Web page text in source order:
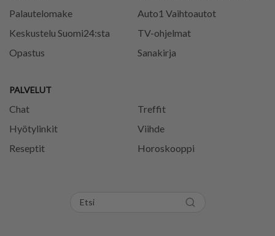
Palautelomake
Keskustelu Suomi24:sta
Opastus
PALVELUT
Chat
Treffit
Hyötylinkit
Viihde
Reseptit
Horoskooppi
Auto1 Vaihtoautot
TV-ohjelmat
Sanakirja